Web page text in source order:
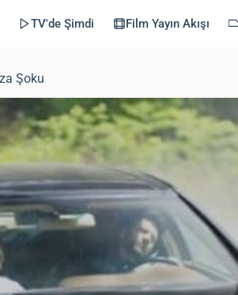
TV'de Şimdi Film Yayın Akışı
Şoku